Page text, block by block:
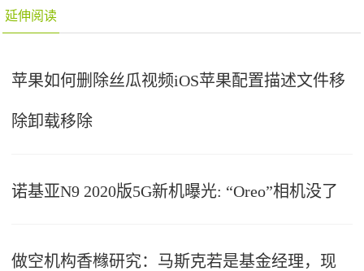
延伸阅读
苹果如何删除丝瓜视频iOS苹果配置描述文件移
除卸载移除
诺基亚N9 2020版5G新机曝光: “Oreo”相机没了
做空机构香橼研究：马斯克若是基金经理，现